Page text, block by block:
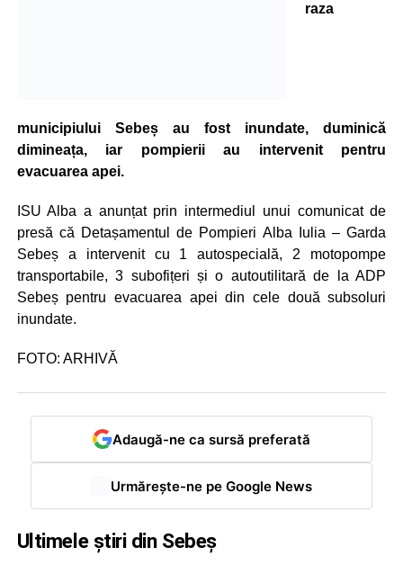
raza
municipiului Sebeș au fost inundate, duminică
dimineața, iar pompierii au intervenit pentru
evacuarea apei.
ISU Alba a anunțat prin intermediul unui comunicat de
presă că Detașamentul de Pompieri Alba Iulia – Garda
Sebeș a intervenit cu 1 autospecială, 2 motopompe
transportabile, 3 subofițeri și o autoutilitară de la ADP
Sebeș pentru evacuarea apei din cele două subsoluri
inundate.
FOTO: ARHIVĂ
Adaugă-ne ca sursă preferată
Urmărește-ne pe Google News
Ultimele știri din Sebeș